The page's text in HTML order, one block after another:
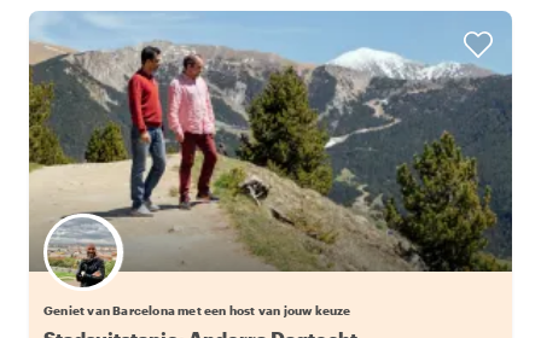
Kies jouw favoriete local
Geniet van Barcelona met een host van jouw keuze